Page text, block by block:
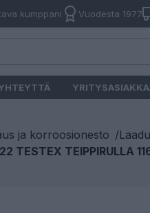
kumppani Vuodesta 1977
ja korroosionesto /
TESTEX TEIPPIRULLA